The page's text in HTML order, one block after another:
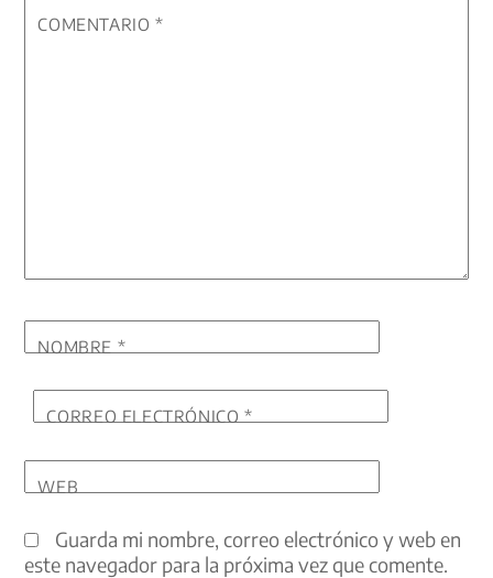
COMENTARIO*
NOMBRE *
CORREO ELECTRÓNICO*
WEB
Guarda mi nombre, correo electrónico y web en
este navegador para la próxima vez que comente.